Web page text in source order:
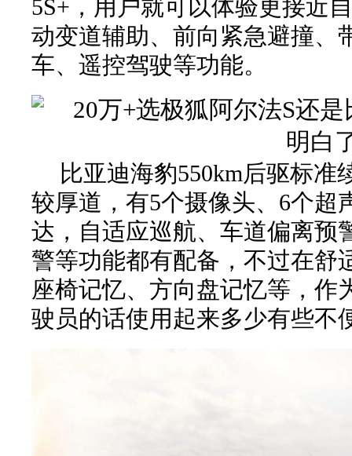
5S+，用户就可以体验更接近
动变道辅助、前向紧急避撞、
车、遥控驾驶等功能。
比亚迪海豹550km后驱标
较厚道，有5个摄像头、6个超
达，自适应巡航、车道偏离预
警等功能都有配备，不过在舒
座椅记忆、方向盘记忆等，作
驶员的话使用起来多少有些不